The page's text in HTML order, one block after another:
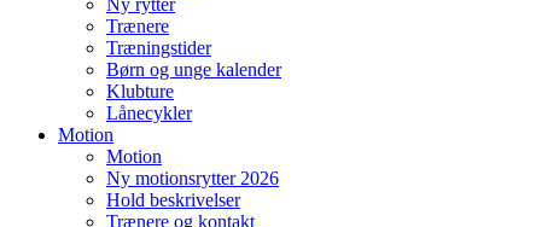
Ny rytter
Trænere
Træningstider
Børn og unge kalender
Klubture
Lånecykler
Motion
Motion
Ny motionsrytter 2026
Hold beskrivelser
Trænere og kontakt